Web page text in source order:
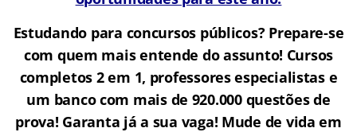
Estudando para concursos públicos? Prepare-se
com quem mais entende do assunto! Cursos
completos 2 em 1, professores especialistas e
um banco com mais de 920.000 questões de
prova! Garanta já a sua vaga! Mude de vida em